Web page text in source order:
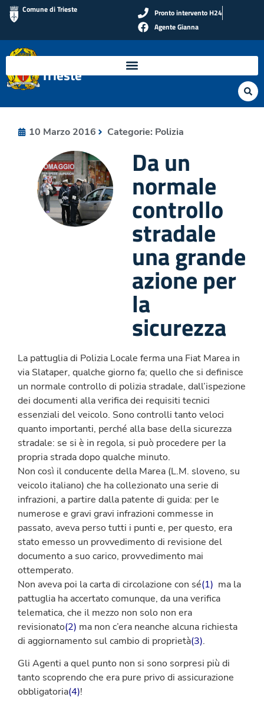
Comune di Trieste
Pronto intervento H24
Agente Gianna
Polizia Locale di
Trieste
10 Marzo 2016 Categorie: Polizia
Da un
normale
controllo
stradale
una grande
azione per
la
sicurezza
La pattuglia di Polizia Locale ferma una Fiat Marea in
via Slataper, qualche giorno fa; quello che si definisce
un normale controllo di polizia stradale, dall’ispezione
dei documenti alla verifica dei requisiti tecnici
essenziali del veicolo. Sono controlli tanto veloci
quanto importanti, perché alla base della sicurezza
stradale: se si è in regola, si può procedere per la
propria strada dopo qualche minuto.
Non così il conducente della Marea (L.M. sloveno, su
veicolo italiano) che ha collezionato una serie di
infrazioni, a partire dalla patente di guida: per le
numerose e gravi gravi infrazioni commesse in
passato, aveva perso tutti i punti e, per questo, era
stato emesso un provvedimento di revisione del
documento a suo carico, provvedimento mai
ottemperato.
Non aveva poi la carta di circolazione con sé(1) ma la
pattuglia ha accertato comunque, da una verifica
telematica, che il mezzo non solo non era
revisionato(2) ma non c’era neanche alcuna richiesta
di aggiornamento sul cambio di proprietà(3).
Gli Agenti a quel punto non si sono sorpresi più di
tanto scoprendo che era pure privo di assicurazione
obbligatoria(4)!